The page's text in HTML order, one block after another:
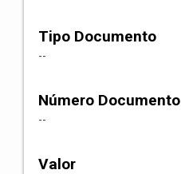
Tipo Documento
--
Número Documento
--
Valor